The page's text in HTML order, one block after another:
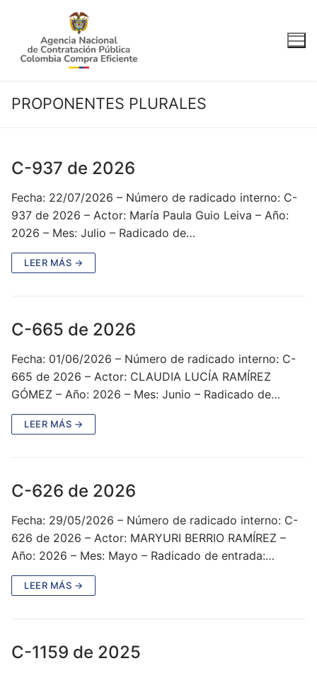
contenido
PROPONENTES PLURALES
C-937 de 2026
Fecha: 22/07/2026 – Número de radicado interno: C-
937 de 2026 – Actor: María Paula Guio Leiva – Año:
2026 – Mes: Julio – Radicado de…
LEER MÁS →
C-665 de 2026
Fecha: 01/06/2026 – Número de radicado interno: C-
665 de 2026 – Actor: CLAUDIA LUCÍA RAMÍREZ
GÓMEZ – Año: 2026 – Mes: Junio – Radicado de…
LEER MÁS →
C-626 de 2026
Fecha: 29/05/2026 – Número de radicado interno: C-
626 de 2026 – Actor: MARYURI BERRIO RAMÍREZ –
Año: 2026 – Mes: Mayo – Radicado de entrada:…
LEER MÁS →
C-1159 de 2025